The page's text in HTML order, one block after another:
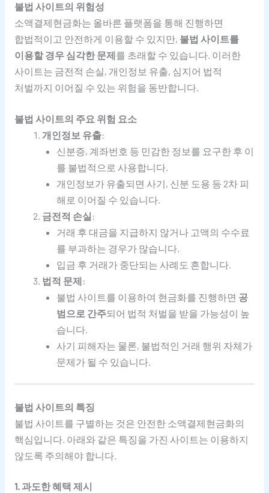
불법 사이트의 위험성
소액결제현금화는 올바른 플랫폼을 통해 진행하면
합법적이고 안전하게 이용할 수 있지만, 불법 사이트를
이용할 경우 심각한 문제를 초래할 수 있습니다. 이러한
사이트는 금전적 손실, 개인정보 유출, 심지어 법적
처벌까지 이어질 수 있는 위험을 동반합니다.
불법 사이트의 주요 위험 요소
개인정보 유출:
신분증, 계좌번호 등 민감한 정보를 요구한 후 이
를 불법적으로 사용합니다.
개인정보가 유출되면 사기, 신분 도용 등 2차 피
해로 이어질 수 있습니다.
금전적 손실 :
거래 후 대금을 지급하지 않거나 고액의 수수료
를 부과하는 경우가 많습니다.
입금 후 거래가 중단되는 사례도 흔합니다.
법적 문제:
불법 사이트를 이용하여 현금화를 진행하면 공
범으로 간주되어 법적 처벌을 받을 가능성이 높
습니다.
사기 피해자는 물론, 불법적인 거래 행위 자체가
문제가 될 수 있습니다.
불법 사이트의 특징
불법 사이트를 구별하는 것은 안전한 소액결제현금화의
핵심입니다. 아래와 같은 특징을 가진 사이트는 이용하지
않도록 주의해야 합니다.
1. 과도한 혜택 제시